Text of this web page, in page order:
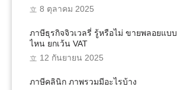
8 ตุลาคม 2025
ภาษีธุรกิจจิวเวลรี่ รู้หรือไม่ ขายพลอยแบบ
ไหน ยกเว้น VAT
12 กันยายน 2025
ภาษีคลินิก ภาพรวมมีอะไรบ้าง